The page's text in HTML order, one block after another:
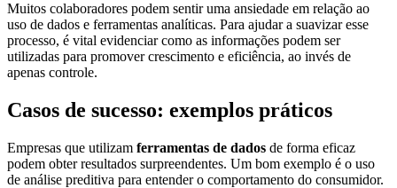
Muitos colaboradores podem sentir uma ansiedade em relação ao
uso de dados e ferramentas analíticas. Para ajudar a suavizar esse
processo, é vital evidenciar como as informações podem ser
utilizadas para promover crescimento e eficiência, ao invés de
apenas controle.
Casos de sucesso: exemplos práticos
Empresas que utilizam ferramentas de dados de forma eficaz
podem obter resultados surpreendentes. Um bom exemplo é o uso
de análise preditiva para entender o comportamento do consumidor.